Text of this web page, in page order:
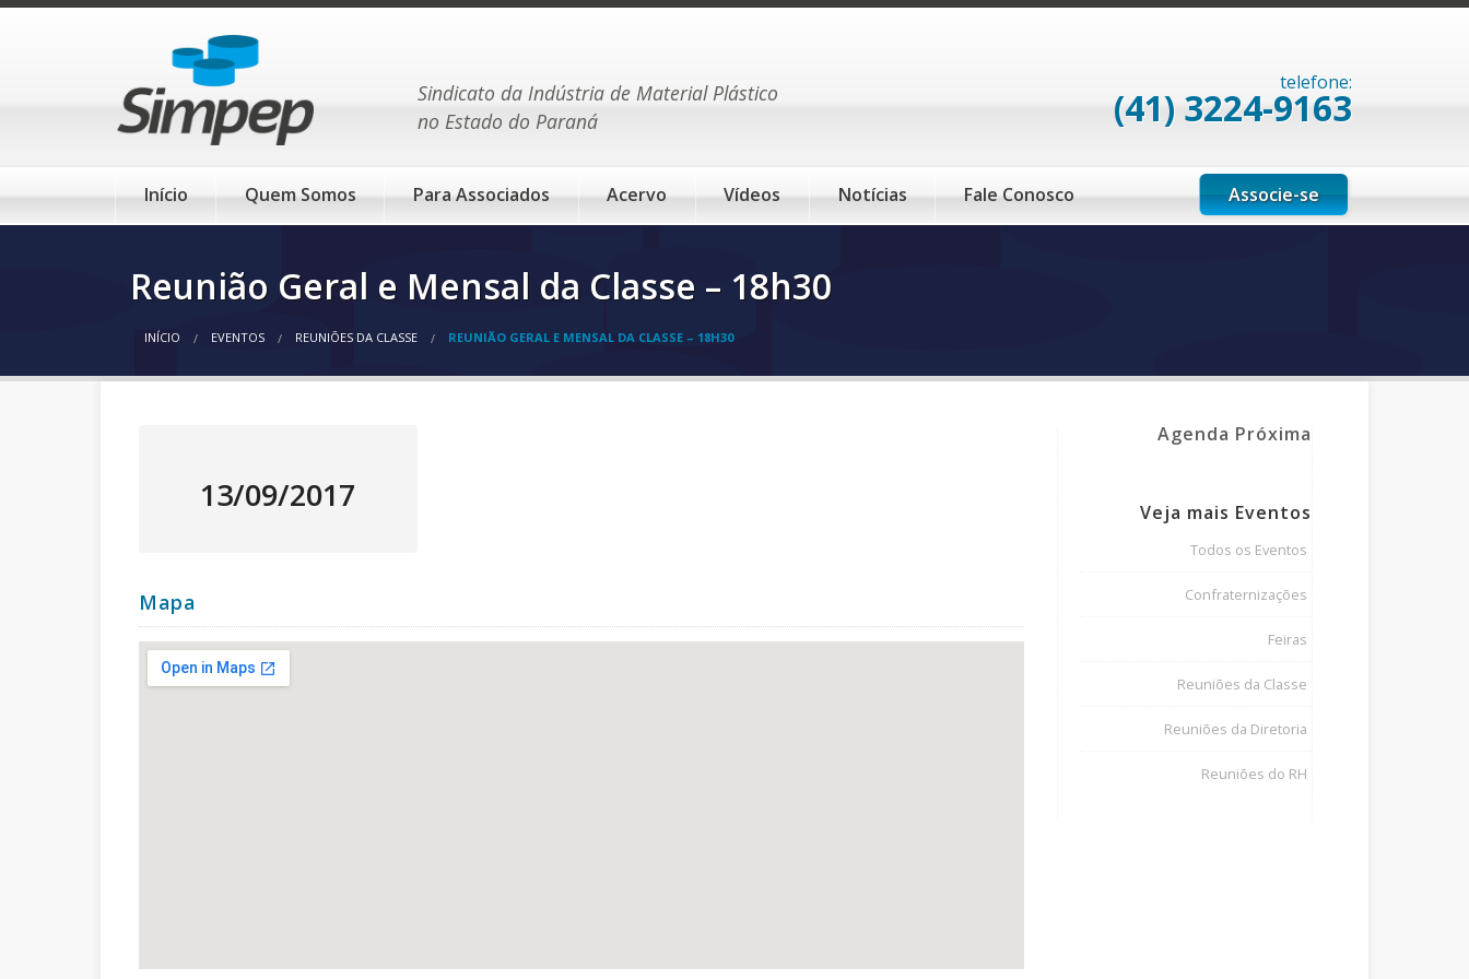
Sindicato da Indústria de Material Plástico
no Estado do Paraná
telefone:
(41) 3224-9163
Início Quem Somos Para Associados Acervo Vídeos Notícias Fale Conosco Associe-se
Reunião Geral e Mensal da Classe – 18h30
INÍCIO EVENTOS REUNIÕES DA CLASSE REUNIÃO GERAL E MENSAL DA CLASSE – 18H30
13/09/2017
Mapa
Agenda Próxima
Veja mais Eventos
Todos os Eventos
Confraternizações
Feiras
Reuniões da Classe
Reuniões da Diretoria
Reuniões do RH